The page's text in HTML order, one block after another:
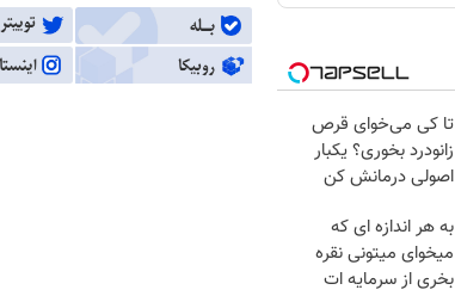
تا کی می‌خوای قرص
زانودرد بخوری؟ یکبار
اصولی درمانش کن
به هر اندازه ای که
میخوای میتونی نقره
بخری از سرمایه ات